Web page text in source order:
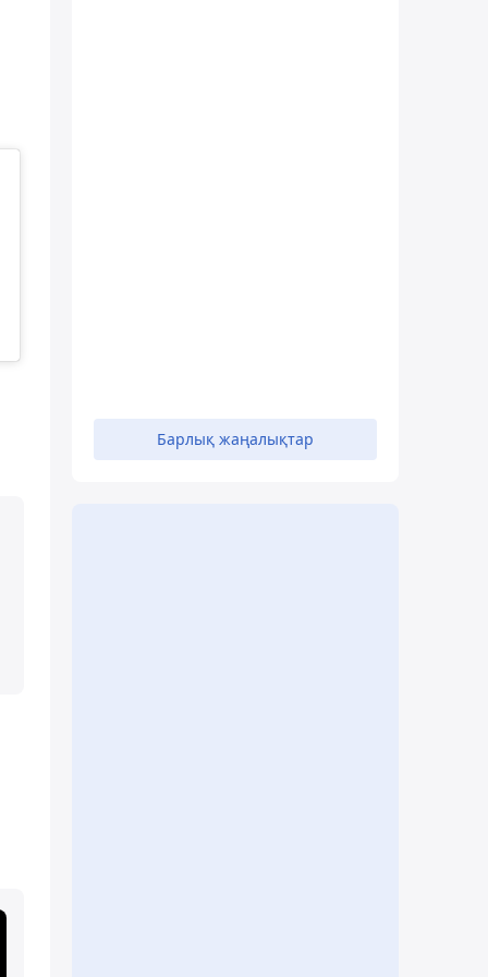
Барлық жаңалықтар